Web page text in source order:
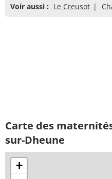
Voir aussi : Le Creusot
Carte des
sur-Dheune
+